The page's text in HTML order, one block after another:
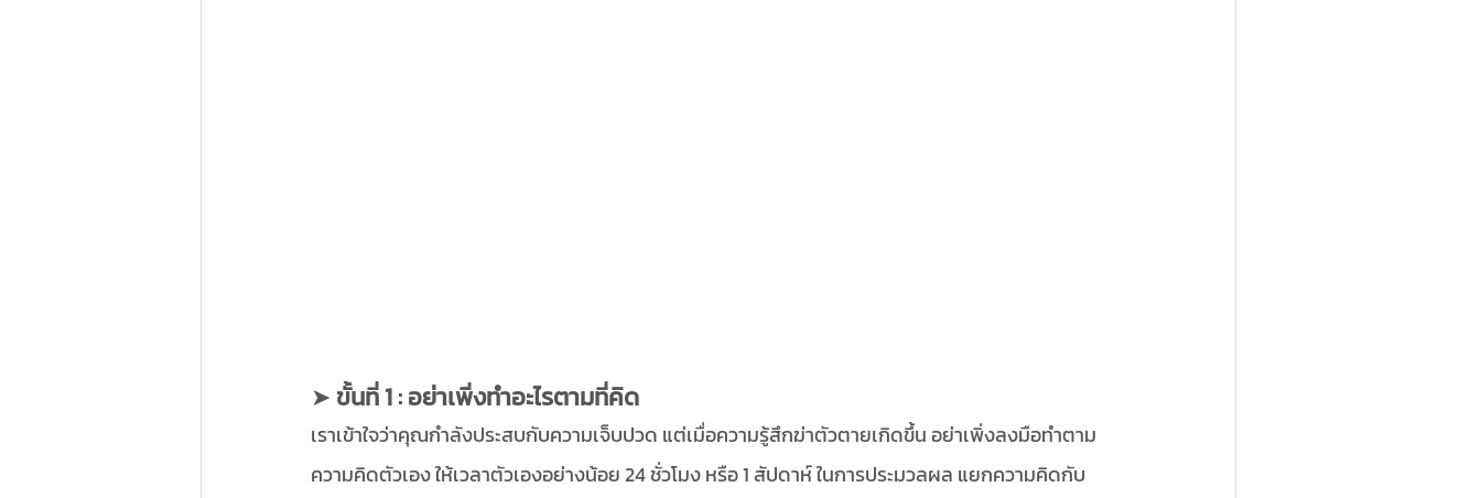
➤ ขั้นที่ 1 : อย่าเพิ่งทำอะไรตามที่คิด
เราเข้าใจว่าคุณกำลังประสบกับความเจ็บปวด แต่เมื่อความรู้สึกฆ่าตัวตายเกิดขึ้น อย่าเพิ่งลงมือทำตาม
ความคิดตัวเอง ให้เวลาตัวเองอย่างน้อย 24 ชั่วโมง หรือ 1 สัปดาห์ ในการประมวลผล แยกความคิดกับ